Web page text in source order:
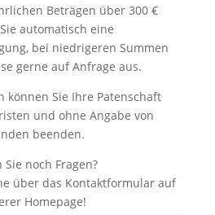
Beträgen über 300 €
automatisch eine
bei niedrigeren Summen
gerne auf Anfrage aus.
können Sie Ihre Patenschaft
und ohne Angabe von
beenden.
Sie noch Fragen?
über das Kontaktformular auf
Homepage!